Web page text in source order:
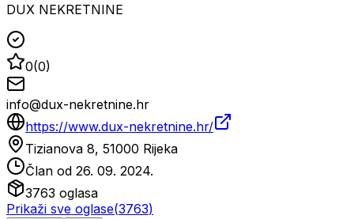
DUX NEKRETNINE
0(0)
info@dux-nekretnine.hr
https://www.dux-nekretnine.hr/
Tizianova 8, 51000 Rijeka
Član od 26. 09. 2024.
3763 oglasa
Prikaži sve oglase(3763)